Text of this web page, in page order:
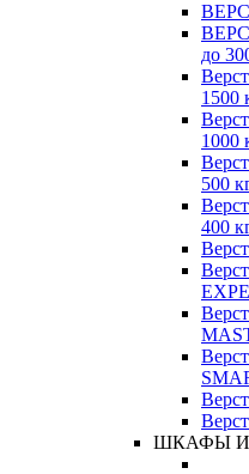
до
1500
1000
500
400
ШКАФЫ